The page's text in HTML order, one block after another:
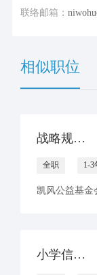
联络邮箱：
相似职位
战略规划部阅读课程研发官员
全职 1-3
凯风公益基金
小学信息技术教师 / 校园信息化专员